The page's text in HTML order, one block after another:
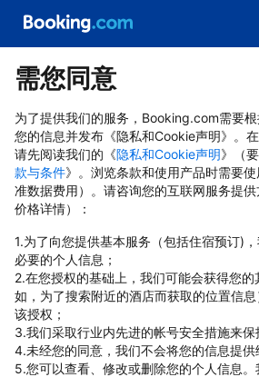
需您同意
为了提供我们的服务，Booking.com需要
您的信息并发布《隐私和Cookie声明》。
请先阅读我们的《隐私和Cookie声明》（
款与条件》。浏览条款和使用产品时需要
准数据费用）。请咨询您的互联网服务提
价格详情）：
1.为了向您提供基本服务（包括住宿预订)
必要的个人信息；
2.在您授权的基础上，我们可能会获得您
如，为了搜索附近的酒店而获取的位置信
该授权；
3.我们采取行业内先进的帐号安全措施来保
4.未经您的同意，我们不会将您的信息提供
5.您可以查看、修改或删除您的个人信息